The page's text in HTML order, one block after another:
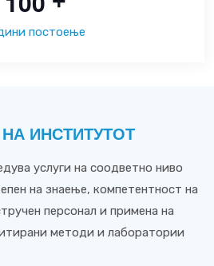
постоење
НА ИНСТИТУТОТ
услуги на соодветно ниво
на знаење, компетентност на
персонал и примена на
методи и лаборатории